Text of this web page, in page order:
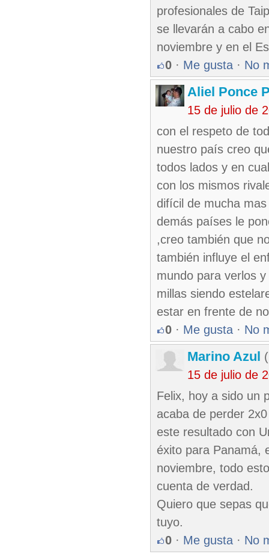
profesionales de
se llevarán a cabo
noviembre y en el
0 · Me gusta · No
Aliel Ponce
15 de julio de
con el respeto de
nuestro país creo
todos lados y en
con los mismos
difícil de mucha
demás países le
,creo también que
también influye el
mundo para verlos
millas siendo
estar en frente de
0 · Me gusta · No
Marino Azul
15 de julio de
Felix, hoy a sido un
acaba de perder
este resultado con
éxito para Panamá,
noviembre, todo
cuenta de verdad.
Quiero que sepas
tuyo.
0 · Me gusta · No